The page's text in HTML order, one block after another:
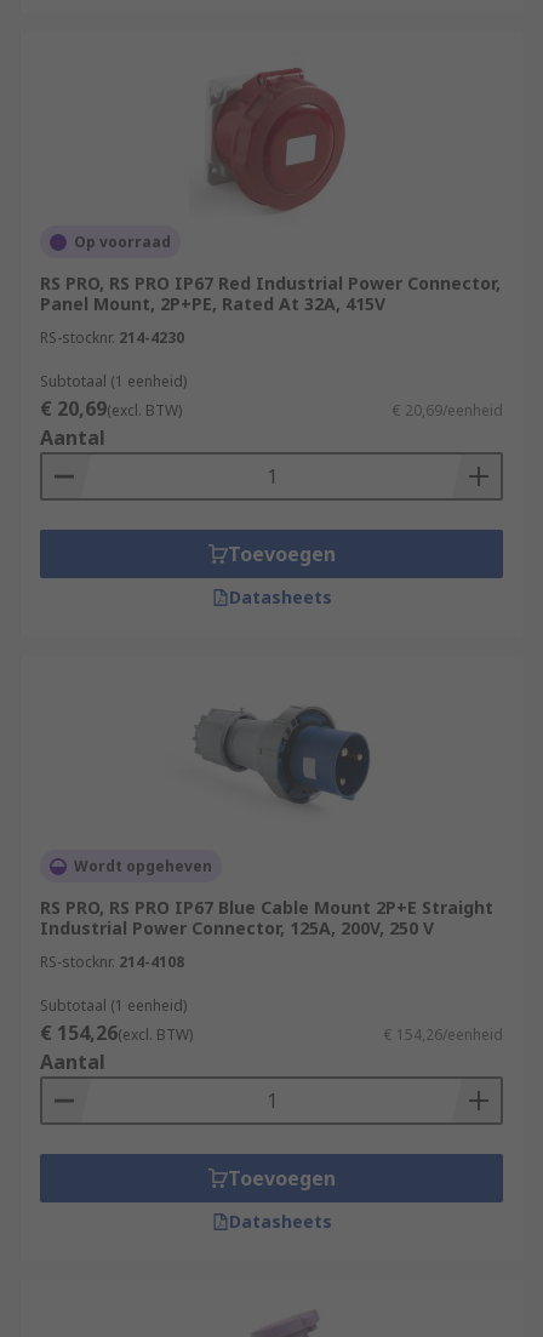
Op voorraad
RS PRO, RS PRO IP67 Red Industrial Power Connector,
Panel Mount, 2P+PE, Rated At 32A, 415V
RS-stocknr. 214-4230
Subtotaal (1 eenheid)
€ 20,69(excl. BTW) € 20,69/eenheid
Aantal
Toevoegen
Datasheets
Wordt opgeheven
RS PRO, RS PRO IP67 Blue Cable Mount 2P+E Straight
Industrial Power Connector, 125A, 200V, 250 V
RS-stocknr. 214-4108
Subtotaal (1 eenheid)
€ 154,26(excl. BTW) € 154,26/eenheid
Aantal
Toevoegen
Datasheets